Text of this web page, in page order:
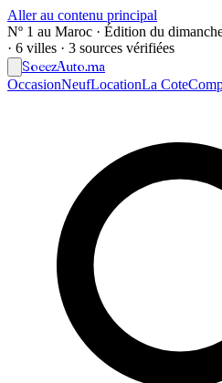
Aller au contenu principal
Nº 1 au Maroc · Édition du
· 6 villes · 3 sources vérifiées
SoeezAuto.ma
OccasionNeufLocationLa Cote